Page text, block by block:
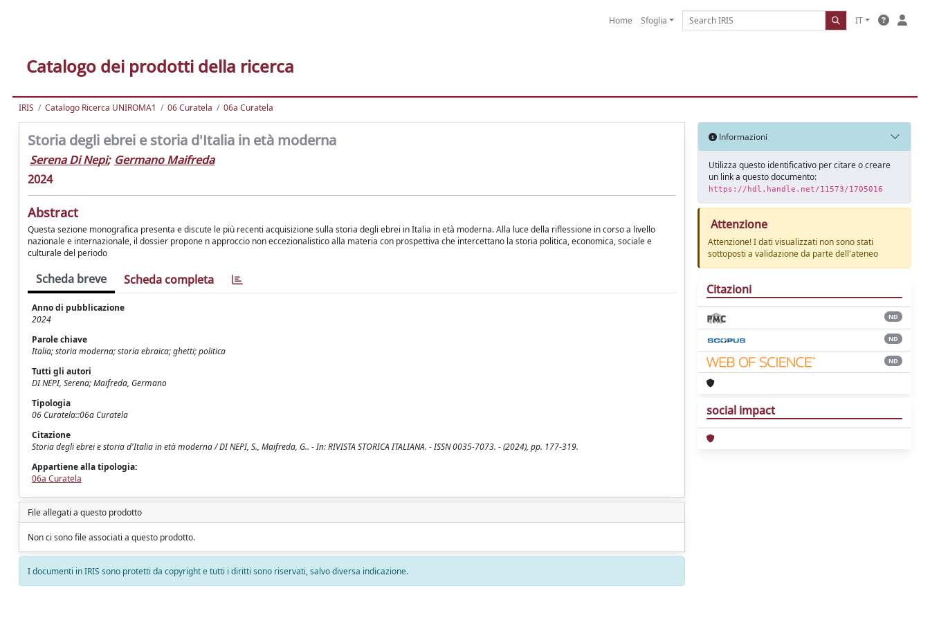
Home Sfoglia IT
Catalogo dei prodotti della ricerca
IRIS Catalogo Ricerca UNIROMA1 06 Curatela 06a Curatela
Storia degli ebrei e storia d'Italia in età moderna
Serena Di Nepi; Germano Maifreda
2024
Abstract
Questa sezione monografica presenta e discute le più recenti acquisizione sulla storia degli ebrei in Italia in età moderna. Alla luce della riflessione in corso a livello
nazionale e internazionale, il dossier propone n approccio non eccezionalistico alla materia con prospettiva che intercettano la storia politica, economica, sociale e
culturale del periodo
Scheda breve Scheda completa
Anno di pubblicazione
2024
Parole chiave
Italia; storia moderna; storia ebraica; ghetti; politica
Tutti gli autori
DI NEPI, Serena; Maifreda, Germano
Tipologia
06 Curatela::06a Curatela
Citazione
Storia degli ebrei e storia d'Italia in età moderna / DI NEPI, S., Maifreda, G.. - In: RIVISTA STORICA ITALIANA. - ISSN 0035-7073. - (2024), pp. 177-319.
Appartiene alla tipologia:
06a Curatela
File allegati a questo prodotto
Non ci sono file associati a questo prodotto.
I documenti in IRIS sono protetti da copyright e tutti i diritti sono riservati, salvo diversa indicazione.
Informazioni
Utilizza questo identificativo per citare o creare
un link a questo documento:
https://hdl.handle.net/11573/1705016
Attenzione
Attenzione! I dati visualizzati non sono stati
sottoposti a validazione da parte dell'ateneo
Citazioni
ND
ND
ND
social impact